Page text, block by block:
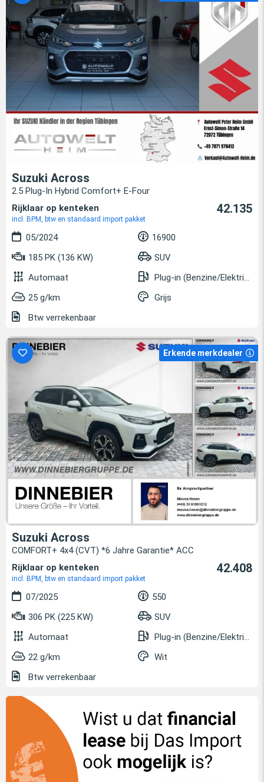
Suzuki Across
2.5 Plug-In Hybrid Comfort+ E-Four
Rijklaar op kenteken
incl. BPM, btw en standaard import pakket
42.135
05/2024
16900
185 PK (136 KW)
SUV
Automaat
Plug-in (Benzine/Elektrisch)
25 g/km
Grijs
Btw verrekenbaar
Erkende merkdealer
Suzuki Across
COMFORT+ 4x4 (CVT) *6 Jahre Garantie* ACC
Rijklaar op kenteken
incl. BPM, btw en standaard import pakket
42.408
07/2025
550
306 PK (225 KW)
SUV
Automaat
Plug-in (Benzine/Elektrisch)
22 g/km
Wit
Btw verrekenbaar